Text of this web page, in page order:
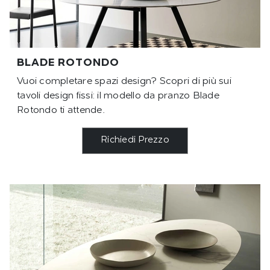
BLADE ROTONDO
Vuoi completare spazi design? Scopri di più sui
tavoli design fissi: il modello da pranzo Blade
Rotondo ti attende.
Richiedi Prezzo